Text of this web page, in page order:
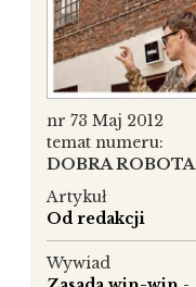
nr 73 Maj 2012
temat numeru:
DOBRA ROBOTA
Artykuł
Od redakcji
Wywiad